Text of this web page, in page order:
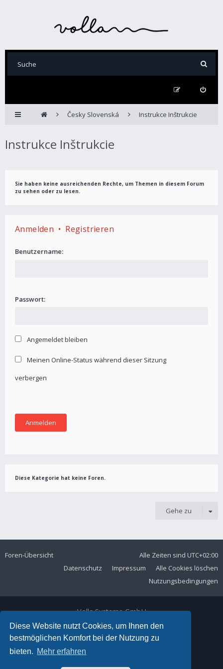
Diese Website nutzt Cookies, um Ihnen den
bestmöglichen Komfort bei der Nutzung zu
bieten. Mehr erfahren
Česky Slovenská Instrukce Inštrukcie
Instrukce Inštrukcie
Sie haben keine ausreichenden Rechte, um Themen in diesem Forum
zu sehen oder zu lesen.
Anmelden • Registrieren
Benutzername:
Passwort:
Angemeldet bleiben
Meinen Online-Status während dieser Sitzung
verbergen
Diese Kategorie hat keine Foren.
Gehe zu
Foren-Übersicht Alle Zeiten sind UTC+02:00
Alle Cookies löschen
Impressum
Datenschutz
Nutzungsbedingungen
Volla Systeme GmbH
Kölner Straße 102
42897 Remscheid
Telefon:+49 2191 59897 61
E-Mail: